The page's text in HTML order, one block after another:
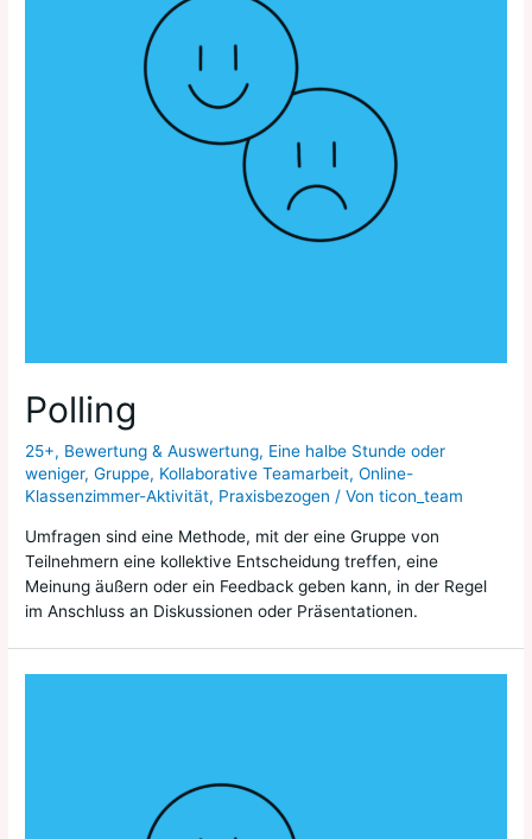
Polling
25+, Bewertung & Auswertung, Eine halbe Stunde oder
weniger,Gruppe, Kollaborative Teamarbeit,Online-
Klassenzimmer-Aktivität, Praxisbezogen / Vonticon_team
Umfragen sind eine Methode, mit der eine Gruppe von
Teilnehmern eine kollektive Entscheidung treffen, eine
Meinung äußern oder ein Feedback geben kann, in der Regel
im Anschluss an Diskussionen oder Präsentationen.